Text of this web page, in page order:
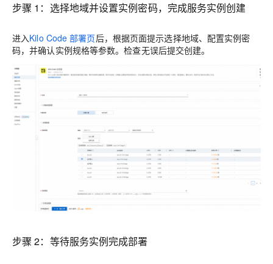
步骤 1：选择地域并设置实例密码，完成服务实例创建
进入Kilo Code 部署页后，根据页面提示选择地域、配置实例密
码，并确认实例规格等参数。检查无误后提交创建。
步骤 2：等待服务实例完成部署